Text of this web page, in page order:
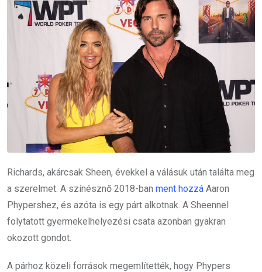
Richards, akárcsak Sheen, évekkel a válásuk után találta meg
a szerelmet. A színésznő 2018-ban ment hozzá Aaron
Phypershez, és azóta is egy párt alkotnak. A Sheennel
folytatott gyermekelhelyezési csata azonban gyakran
okozott gondot.
A párhoz közeli források megemlítették, hogy Phypers